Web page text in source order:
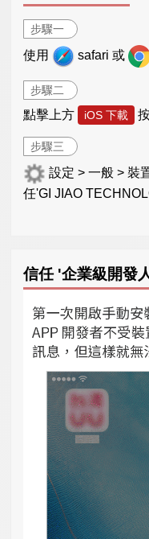
步驟一
使用 safari 或
步驟二
點擊上方 iOS 下載
步驟三
設定 > 一般 > 裝
任'GI JIAO
信任 '企業級開發